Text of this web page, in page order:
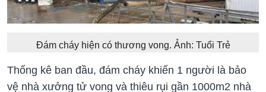
Đám cháy hiện có thương vong. Ảnh: Tuổi Trẻ
Thống kê ban đầu, đám cháy khiến 1 người là bảo
vệ nhà xưởng tử vong và thiêu rụi gần 1000m2 nhà